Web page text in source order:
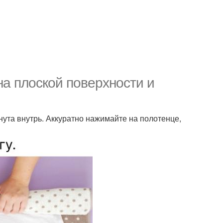
плоской поверхности и
внутрь. Аккуратно нажимайте на полотенце,